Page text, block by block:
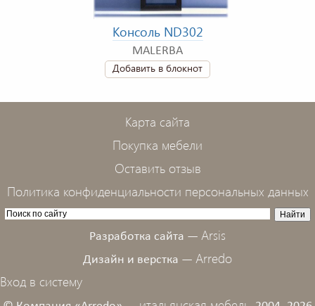
Консоль ND302
MALERBA
Добавить в блокнот
Карта сайта
Покупка мебели
Оставить отзыв
Политика конфиденциальности персональных данных
Разработка сайта — Arsis
Дизайн и верстка — Arredo
Вход в систему